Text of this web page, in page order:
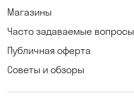
Магазины
Часто задаваемые вопросы
Публичная оферта
Советы и обзоры